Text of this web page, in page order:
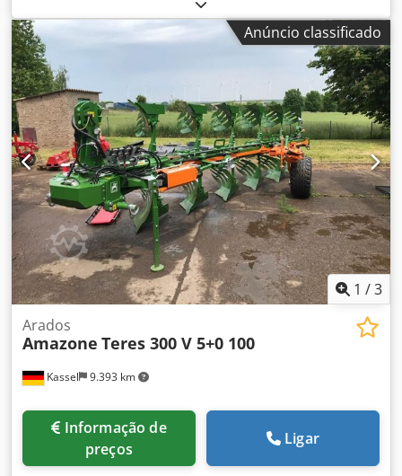
pré-cortadores M0 RH65-85, disco de corte DM 500 para
desarme hidráulico de pedra pesado, roda de apoio
oscilante DM680. Dkjdpfx Aastvf Rwomer
Anúncio classificado
1 /3
Kassel 9.393 km
Arados
Amazone Teres 300 V 5+0 100
preços
Ligar